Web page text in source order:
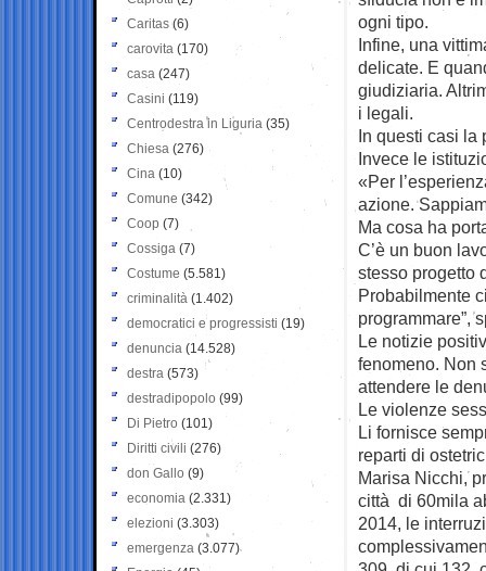
ogni tipo.
Infine, una
delicate. E
giudiziaria.
i legali.
In questi casi la
Invece le
«Per
azione.
Ma cosa ha
C’è un buon
stesso progetto
Probabilmente
programmare”,
Le notizie
fenomeno. Non
attendere le
Le violenze
Li fornisce
reparti di
Marisa Nicchi,
città di 60mila
2014, le
Caritas (6)
carovita (170)
casa (247)
Casini (119)
Centrodestra in Liguria (35)
Chiesa (276)
Cina (10)
Comune (342)
Coop (7)
Cossiga (7)
Costume (5.581)
criminalità (1.402)
democratici e progressisti (19)
denuncia (14.528)
destra (573)
destradipopolo (99)
Di Pietro (101)
Diritti civili (276)
don Gallo (9)
economia (2.331)
elezioni (3.303)
emergenza (3.077)